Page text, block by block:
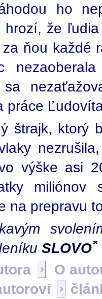
ho
hrozí, že
ňou každé
sa
práce
štrajk, ktorý
výške asi
miliónov
na prepravu
SLOVO
O